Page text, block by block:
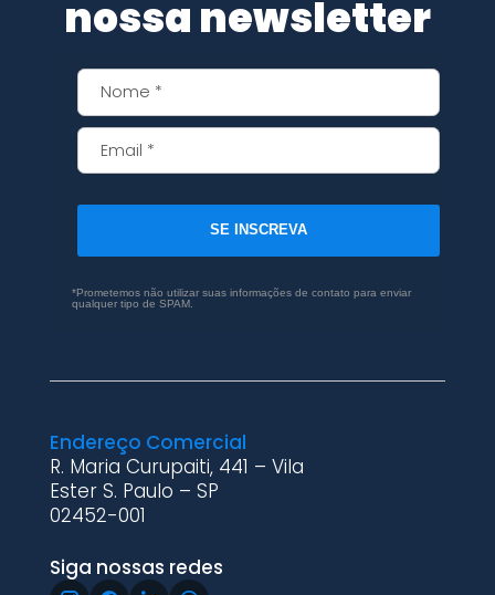
nossa newsletter
SE INSCREVA
*Prometemos não utilizar suas informações de contato para enviar
qualquer tipo de SPAM.
Endereço Comercial
R. Maria Curupaiti, 441 – Vila
Ester S. Paulo – SP
02452-001
Siga nossas redes